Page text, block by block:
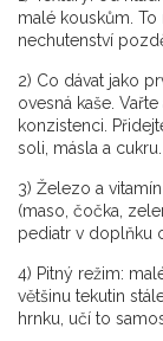
malé kouskům.
nechutenství
2) Co dávat jako
ovesná kaše.
konzistenci.
soli, másla a cukru.
3) Železo a
(maso, čočka,
pediatr v doplňku
4) Pitný režim:
většinu tekutin
hrnku, učí to